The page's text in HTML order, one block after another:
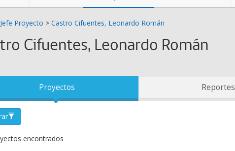
Jefe Proyecto > Castro Cifuentes, Leonardo Román
Cifuentes, Leonardo Román
Proyectos Reportes
encontrados